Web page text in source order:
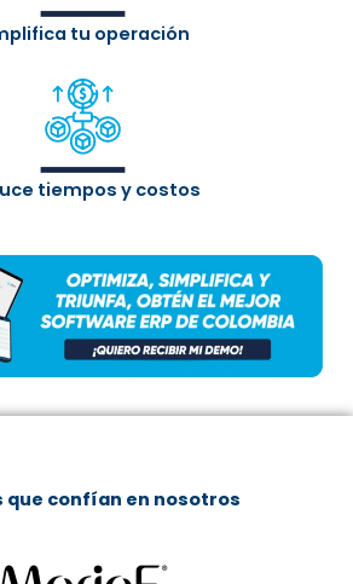
tu operación
tiempos y costos
que confían en nosotros